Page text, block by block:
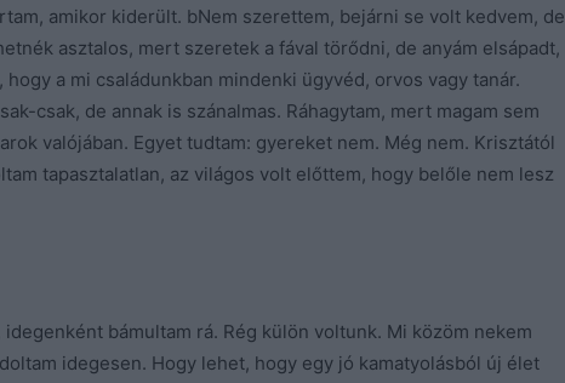
amikor kiderült. bNem szerettem, bejárni se volt kedvem, de
asztalos, mert szeretek a fával törődni, de anyám elsápadt,
a mi családunkban mindenki ügyvéd, orvos vagy tanár.
csak, de annak is szánalmas. Ráhagytam, mert magam sem
valójában. Egyet tudtam: gyereket nem. Még nem. Krisztától
tapasztalatlan, az világos volt előttem, hogy belőle nem lesz
bámultam rá. Rég külön voltunk. Mi közöm nekem
idegesen. Hogy lehet, hogy egy jó kamatyolásból új élet